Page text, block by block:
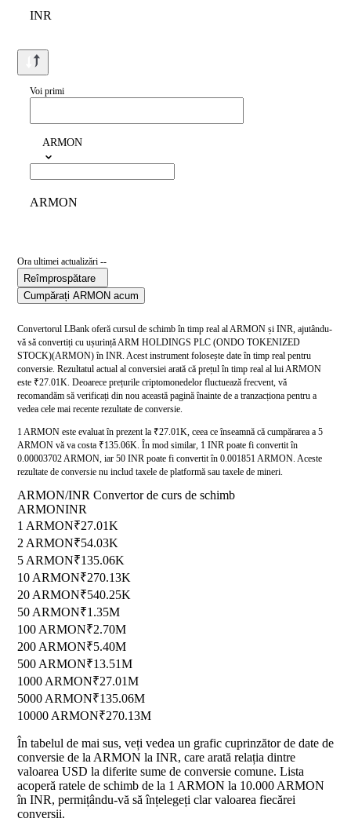
INR
Voi primi
ARMON
ARMON
Ora ultimei actualizări --
Reîmprospătare
Cumpărați ARMON acum
Convertorul LBank oferă cursul de schimb în timp real al ARMON și INR, ajutându-
vă să convertiți cu ușurință ARM HOLDINGS PLC (ONDO TOKENIZED
STOCK)(ARMON) în INR. Acest instrument folosește date în timp real pentru
conversie. Rezultatul actual al conversiei arată că prețul în timp real al lui ARMON
este ₹27.01K. Deoarece prețurile criptomonedelor fluctuează frecvent, vă
recomandăm să verificați din nou această pagină înainte de a tranzacționa pentru a
vedea cele mai recente rezultate de conversie.
1 ARMON este evaluat în prezent la ₹27.01K, ceea ce înseamnă că cumpărarea a 5
ARMON vă va costa ₹135.06K. În mod similar, 1 INR poate fi convertit în
0.00003702 ARMON, iar 50 INR poate fi convertit în 0.001851 ARMON. Aceste
rezultate de conversie nu includ taxele de platformă sau taxele de mineri.
ARMON/INR Convertor de curs de schimb
ARMONINR
1 ARMON₹27.01K
2 ARMON₹54.03K
5 ARMON₹135.06K
10 ARMON₹270.13K
20 ARMON₹540.25K
50 ARMON₹1.35M
100 ARMON₹2.70M
200 ARMON₹5.40M
500 ARMON₹13.51M
1000 ARMON₹27.01M
5000 ARMON₹135.06M
10000 ARMON₹270.13M
În tabelul de mai sus, veți vedea un grafic cuprinzător de date de
conversie de la ARMON la INR, care arată relația dintre
valoarea USD la diferite sume de conversie comune. Lista
acoperă ratele de schimb de la 1 ARMON la 10.000 ARMON
în INR, permițându-vă să înțelegeți clar valoarea fiecărei
conversii.